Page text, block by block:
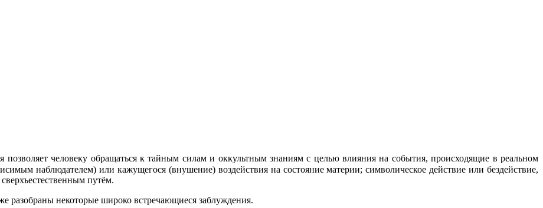
человеку обращаться к тайным силам и оккультным знаниям с целью влияния на события, происходящие в реальном
наблюдателем) или кажущегося (внушение) воздействия на состояние материи; символическое действие или бездействие,
путём.
разобраны некоторые широко встречающиеся заблуждения.